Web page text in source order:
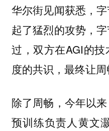
华尔街见闻获悉，
起了猛烈的攻势，
过，双方在AGI的
度的共识，最终让周
除了周畅，今年以
预训练负责人黄文